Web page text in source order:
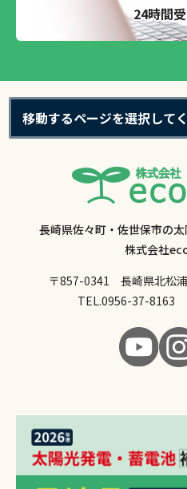
24時間
長崎県佐々町・佐世保市の
株式会社
〒857-0341 長崎県北松
TEL.0956-37-8163